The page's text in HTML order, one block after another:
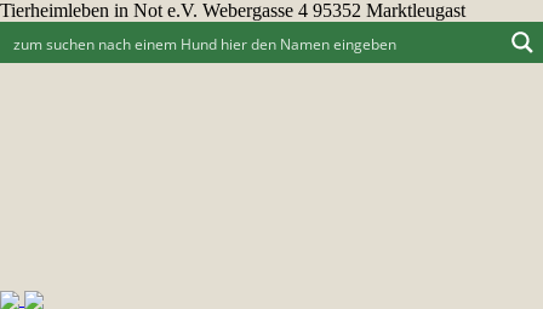
Tierheimleben in Not e.V. Webergasse 4 95352 Marktleugast